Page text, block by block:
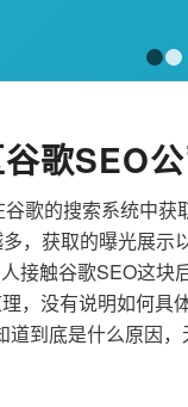
歌SEO
歌的搜索系统中
，获取的曝光展
接触谷歌SEO这
，没有说明如何
到底是什么原因